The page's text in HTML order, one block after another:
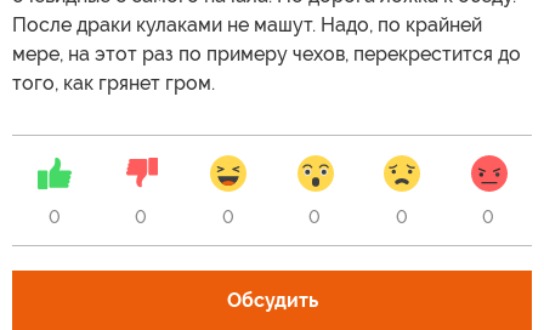
После драки кулаками не машут. Надо, по крайней
мере, на этот раз по примеру чехов, перекрестится до
того, как грянет гром.
0 0 0 0 0 0
Обсудить